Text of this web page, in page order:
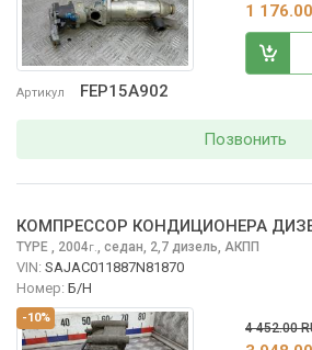
Артикул FEP15A902
1
Позвонить
-10%
КОМПРЕССОР КОНДИЦИОНЕРА
TYPE , 2004г., седан, 2,7 дизель, АКПП
VIN: SAJAC011887N81870
Номер: Б/Н
4 452.00